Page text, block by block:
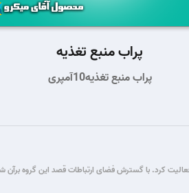
پراب منبع تغذیه
پراب منبع تغذیه10آمپری
طی سال ها فعالیت در زمینه برنامه نویسی و برق و الکترونیک، از سال 1385 شروع